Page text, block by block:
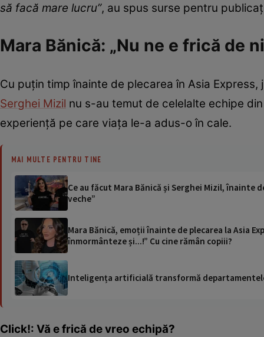
să facă mare lucru”, au spus surse pentru
Mara Bănică: „Nu ne e frică de
Cu puțin timp înainte de plecarea în Asia
Serghei Mizil nu s-au temut de celelalte echipe
experiență pe care viața le-a adus-o în cale.
MAI MULTE PENTRU TINE
Ce au făcut Mara Bănică și Serghei Mizil, înainte
veche”
Mara Bănică, emoții înainte de plecarea la Asia
înmormânteze și...!” Cu cine rămân copiii?
Inteligența artificială transformă
Click!: Vă e frică de vreo echipă?